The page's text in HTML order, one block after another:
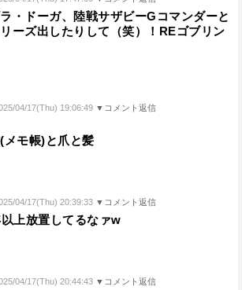
・ドーガ、陸戦サザビーGコマンダーと
ーズ出したりして（笑）！REゴブリン
04/17(Thu) 19:06:49 ▼コメント返信
メモ帳)と爪と髪
04/17(Thu) 20:39:33 ▼コメント返信
上放置してるなァw
04/17(Thu) 20:44:43 ▼コメント返信